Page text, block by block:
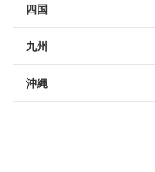
四国
九州
沖縄